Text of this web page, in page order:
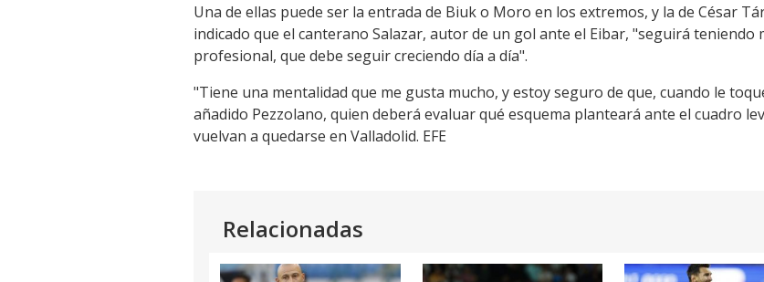
Una de ellas puede ser la entrada de Biuk o Moro en los extremos, y la de César
indicado que el canterano Salazar, autor de un gol ante el Eibar, "seguirá
profesional, que debe seguir creciendo día a día".
"Tiene una mentalidad que me gusta mucho, y estoy seguro de que, cuando le
añadido Pezzolano, quien deberá evaluar qué esquema planteará ante el cuadro
vuelvan a quedarse en Valladolid. EFE
Relacionadas